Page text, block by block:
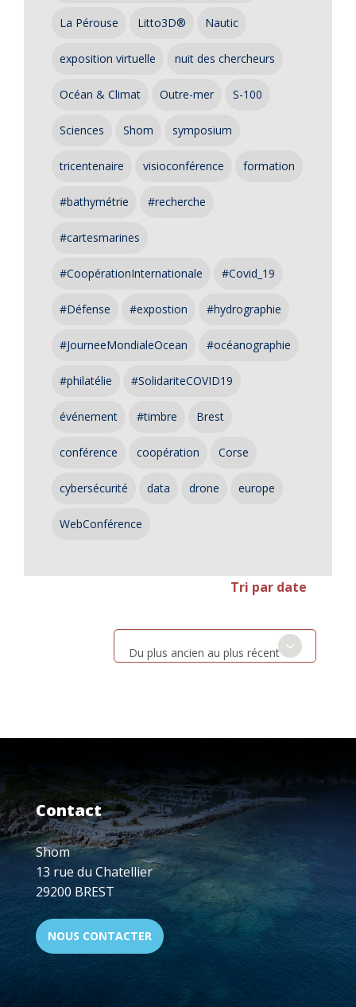
La Pérouse Litto3D® Nautic
exposition virtuelle nuit des chercheurs
Océan & Climat Outre-mer S-100
Sciences Shom symposium
tricentenaire visioconférence formation
#bathymétrie #recherche
#cartesmarines
#CoopérationInternationale #Covid_19
#Défense #expostion #hydrographie
#JourneeMondialeOcean #océanographie
#philatélie #SolidariteCOVID19
événement #timbre Brest
conférence coopération Corse
cybersécurité data drone europe
WebConférence
Tri par date
Du plus ancien au plus récent
Contact
Shom
13 rue du Chatellier
29200 BREST
NOUS CONTACTER